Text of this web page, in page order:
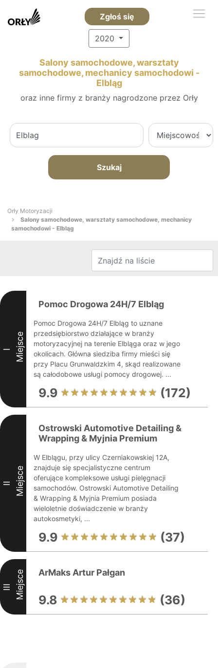
Zgłoś się
2020
Salony samochodowe, warsztaty
samochodowe, mechanicy samochodowi -
Elbląg
oraz inne firmy z branży nagrodzone przez Orły
Szukaj
Orły Motoryzacji
Salony samochodowe, warsztaty samochodowe, mechanicy
samochodowi - Elbląg
I Miejsce
Pomoc Drogowa 24H/7 Elbląg
Pomoc Drogowa 24H/7 Elbląg to uznane
przedsiębiorstwo działające w branży
motoryzacyjnej na terenie Elbląga oraz w jego
okolicach. Główna siedziba firmy mieści się
przy Placu Grunwaldzkim 4, skąd realizowane
są całodobowe usługi pomocy drogowej. ...
9.9 (172)
II Miejsce
Ostrowski Automotive Detailing &
Wrapping & Myjnia Premium
W Elblągu, przy ulicy Czerniakowskiej 12A,
znajduje się specjalistyczne centrum
oferujące kompleksowe usługi pielęgnacji
samochodów. Ostrowski Automotive Detailing
& Wrapping & Myjnia Premium posiada
wieloletnie doświadczenie w branży
autokosmetyki, ...
9.9 (37)
III Miejsce ArMaks Artur Pałgan
9.8 (36)